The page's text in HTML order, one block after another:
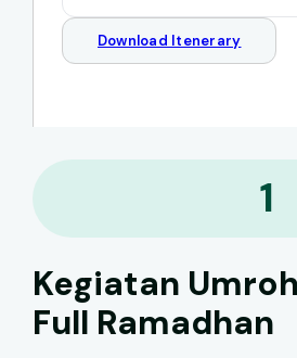
Download Itenerary
1
Kegiatan Umroh
Full Ramadhan